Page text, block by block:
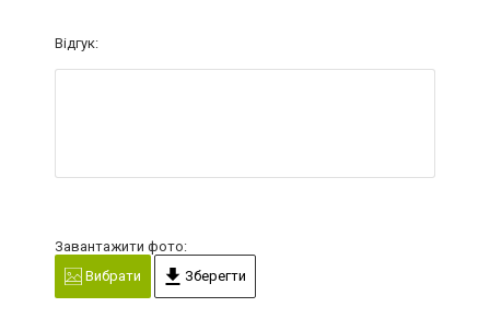
Відгук:
Завантажити фото:
Вибрати
Зберегти